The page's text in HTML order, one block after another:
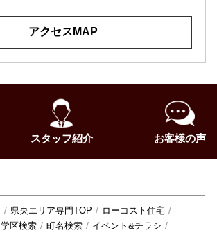
アクセスMAP
スタッフ紹介 お客様の声
県央エリア専門TOP
ローコスト住宅
学区検索 町名検索
イベント&チラシ